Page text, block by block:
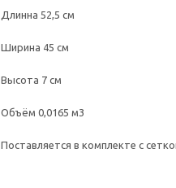
Длинна 52,5 см
Ширина 45 см
Высота 7 см
Объём 0,0165 м3
Поставляется в комплекте с